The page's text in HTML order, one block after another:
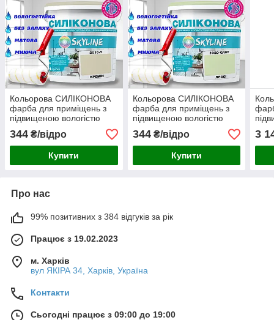
Кольорова СИЛІКОНОВА
фарба для приміщень з
підвищеною вологістю
миюча протигрибкова
матова емаль SkyLine
Кремін 1 л
344 ₴/відро
Купити
Кольорова СИЛІКОНОВА
фарба для приміщень з
підвищеною вологістю
миюча протигрибкова
матова емаль SkyLine
Лессі 1 л
344₴/відро
Купити
3
Про нас
99% позитивних з 384 відгуків за рік
Працює з 19.02.2023
м. Харків
вул ЯКІРА 34, Харків, Україна
Контакти
Сьогодні працює з 09:00 до 19:00